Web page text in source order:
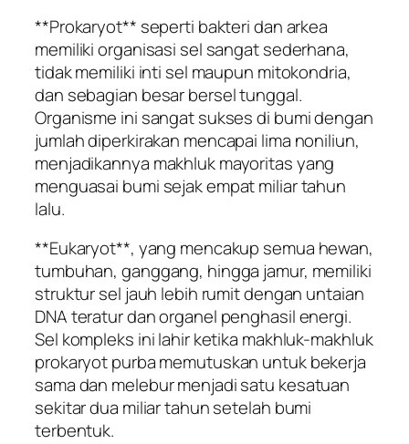
**Prokaryot** seperti bakteri dan arkea
memiliki organisasi sel sangat sederhana,
tidak memiliki inti sel maupun mitokondria,
dan sebagian besar bersel tunggal.
Organisme ini sangat sukses di bumi dengan
jumlah diperkirakan mencapai lima noniliun,
menjadikannya makhluk mayoritas yang
menguasai bumi sejak empat miliar tahun
lalu.
**Eukaryot**, yang mencakup semua hewan,
tumbuhan, ganggang, hingga jamur, memiliki
struktur sel jauh lebih rumit dengan untaian
DNA teratur dan organel penghasil energi.
Sel kompleks ini lahir ketika makhluk-makhluk
prokaryot purba memutuskan untuk bekerja
sama dan melebur menjadi satu kesatuan
sekitar dua miliar tahun setelah bumi
terbentuk.